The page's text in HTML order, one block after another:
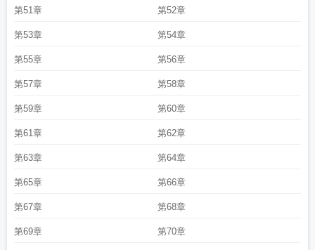
第51章 第52章
第53章 第54章
第55章 第56章
第57章 第58章
第59章 第60章
第61章 第62章
第63章 第64章
第65章 第66章
第67章 第68章
第69章 第70章